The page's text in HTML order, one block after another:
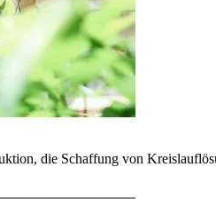
die Schaffung von